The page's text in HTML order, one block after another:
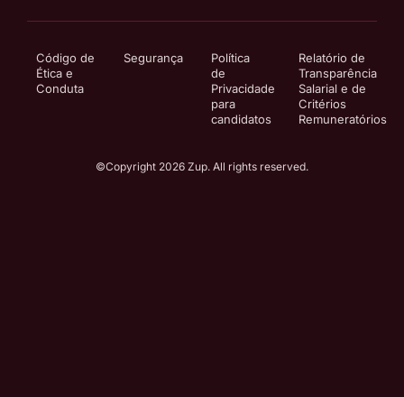
Código de
Ética e
Conduta
Segurança
Política
de
Privacidade
para
candidatos
Relatório de
Transparência
Salarial e de
Critérios
Remuneratórios
©Copyright 2026 Zup. All rights reserved.